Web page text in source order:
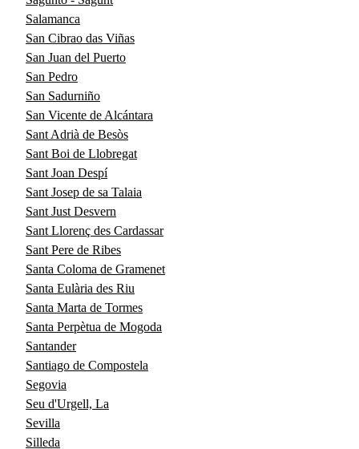
Salamanca
San Cibrao das Viñas
San Juan del Puerto
San Pedro
San Sadurniño
San Vicente de Alcántara
Sant Adrià de Besòs
Sant Boi de Llobregat
Sant Joan Despí
Sant Josep de sa Talaia
Sant Just Desvern
Sant Llorenç des Cardassar
Sant Pere de Ribes
Santa Coloma de Gramenet
Santa Eulària des Riu
Santa Marta de Tormes
Santa Perpètua de Mogoda
Santander
Santiago de Compostela
Segovia
Seu d'Urgell, La
Sevilla
Silleda